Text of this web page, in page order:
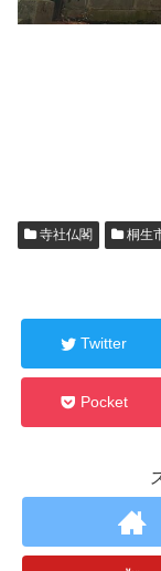
寺社仏閣 桐生
Twitter
Pocket